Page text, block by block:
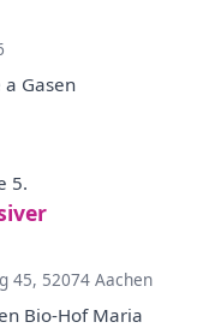
Gasen
5.
45, 52074 Aachen
Bio-Hof Maria